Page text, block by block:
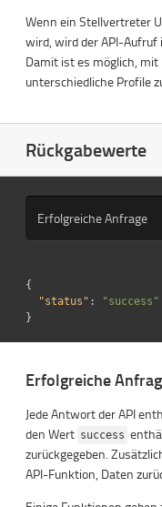
Wenn ein Stellvertreter
wird, wird der API-
Damit ist es möglich, mit
unterschiedliche Profile
Rückgabewerte
Erfolgreiche Anfrage
{
"status" :
"success"
}
Erfolgreiche
Jede Antwort der API
den Wert success
zurückgegeben.
API-Funktion, Daten